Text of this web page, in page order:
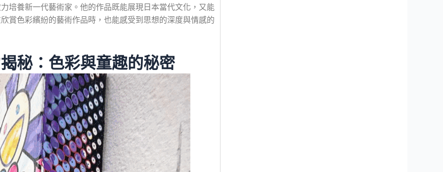
培養新一代藝術家。他的作品既能展現日本當代文化，又能
賞色彩繽紛的藝術作品時，也能感受到思想的深度與情感的
秘：色彩與童趣的秘密